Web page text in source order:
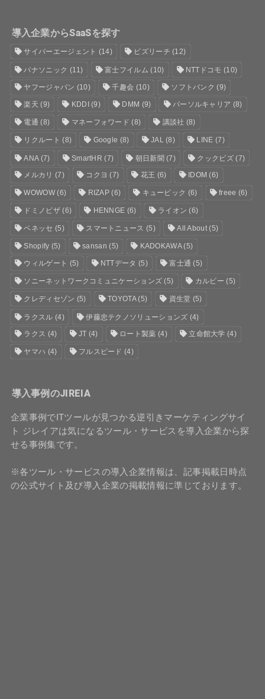
導入企業からSaaSを探す
サイバーエージェント (14) ビズリーチ (12)
パナソニック (11) 富士フイルム (10) NTTドコモ (10)
ヤフージャパン (10) 千趣会 (10) ソフトバンク (9)
楽天 (9) KDDI (9) DMM (9) パーソルキャリア (8)
電通 (8) マネーフォワード (8) 講談社 (8)
リクルート (8) Google (8) JAL(8) LINE (7)
ANA(7) SmartHR (7) 朝日新聞(7) クックビズ(7)
メルカリ (7) コクヨ (7) 花王 (6) IDOM (6)
WOWOW(6) RIZAP (6) キュービック (6) freee (6)
ドミノピザ(6) HENNGE (6) ライオン (6)
ベネッセ (5) スマートニュース (5) All About(5)
Shopify (5) sansan (5) KADOKAWA(5)
ウィルゲート (5) NTTデータ (5) 富士通 (5)
ソニーネットワークコミュニケーションズ (5) カルビー (5)
クレディセゾン (5) TOYOTA(5) 資生堂 (5)
ラクスル (4) 伊藤忠テクノソリューションズ (4)
ラクス (4) JT (4) ロート製薬 (4) 立命館大学 (4)
ヤマハ (4) フルスピード (4)
導入事例のJIREIA
企業事例でITツールが見つかる逆引きマーケティングサイ
ト ジレイアは気になるツール・サービスを導入企業から探
せる事例集です。
※各ツール・サービスの導入企業情報は、記事掲載日時点
の公式サイト及び導入企業の掲載情報に準じております。